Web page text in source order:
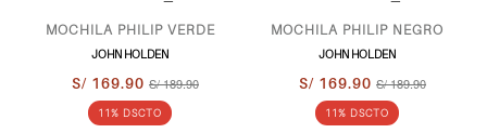
MOCHILA PHILIP VERDE
JOHN HOLDEN
S/ 169.90 S/ 189.90
11% DSCTO
MOCHILA PHILIP NEGRO
JOHN HOLDEN
S/ 169.90 S/ 189.90
11% DSCTO